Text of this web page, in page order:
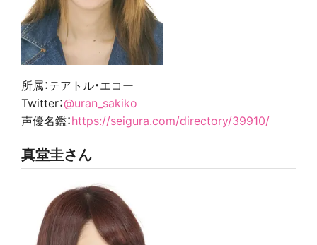
所属：テアトル・エコー
Twitter：@uran_sakiko
声優名鑑：https://seigura.com/directory/39910/
真堂圭さん